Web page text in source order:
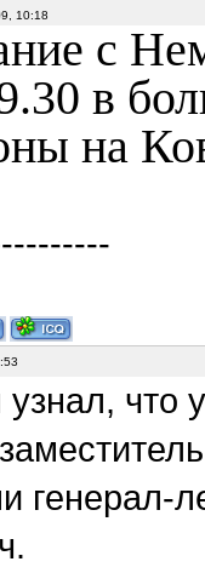
10:18
с
в
на
узнал,
генерал-